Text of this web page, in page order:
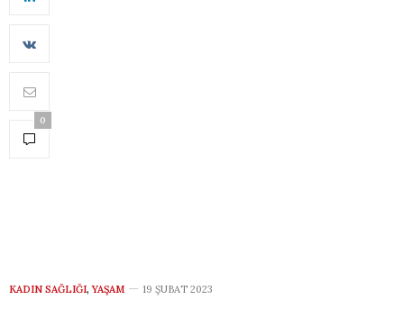
0
KADIN SAĞLIĞI, YAŞAM 19 ŞUBAT 2023